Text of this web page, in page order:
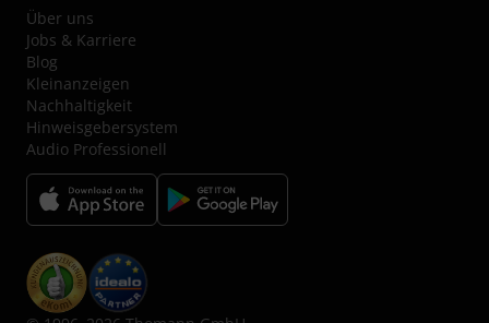
Über uns
Jobs & Karriere
Blog
Kleinanzeigen
Nachhaltigkeit
Hinweisgebersystem
Audio Professionell